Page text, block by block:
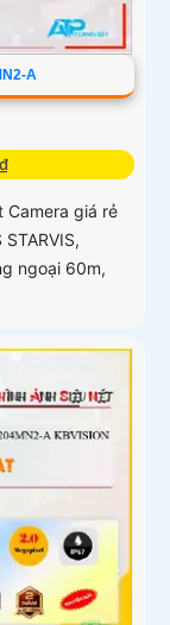
A
Camera giá rẻ
ngoại 60m,